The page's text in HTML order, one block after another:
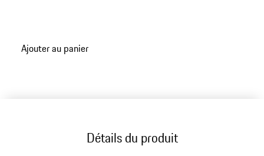
Ajouter au panier
Détails du produit